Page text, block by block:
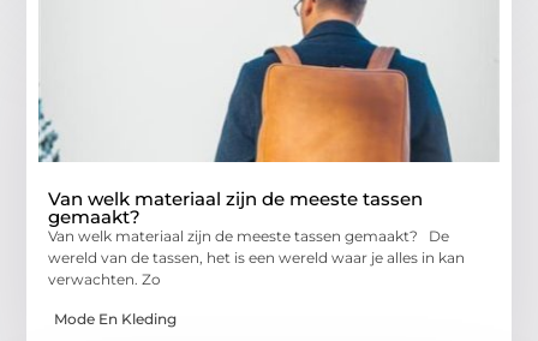
Van welk materiaal zijn de meeste tassen
gemaakt?
Van welk materiaal zijn de meeste tassen gemaakt? De
wereld van de tassen, het is een wereld waar je alles in kan
verwachten. Zo
Mode En Kleding